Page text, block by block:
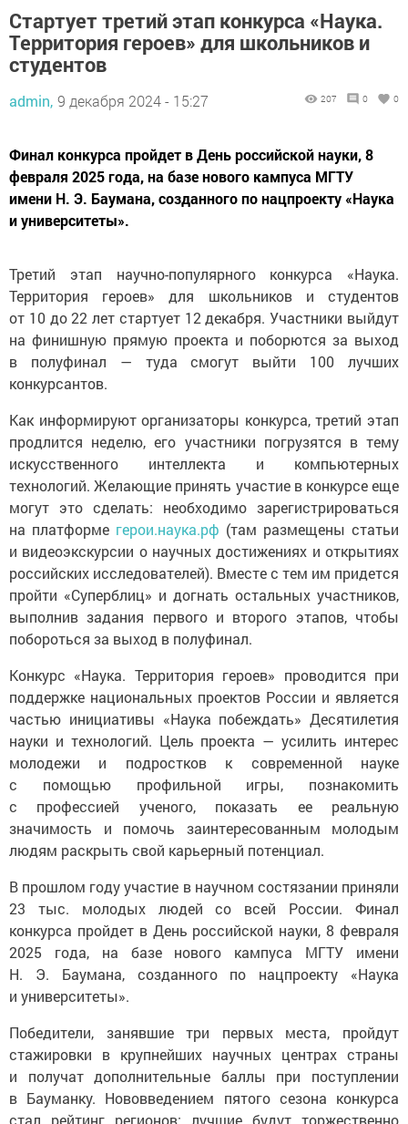
Стартует третий этап конкурса «Наука.
Территория героев» для школьников и
студентов
admin, 9 декабря 2024 - 15:27 207 0 0
Финал конкурса пройдет в День российской науки, 8
февраля 2025 года, на базе нового кампуса МГТУ
имени Н. Э. Баумана, созданного по нацпроекту «Наука
и университеты».
Третий этап научно-популярного конкурса «Наука.
Территория героев» для школьников и студентов
от 10 до 22 лет стартует 12 декабря. Участники выйдут
на финишную прямую проекта и поборются за выход
в полуфинал — туда смогут выйти 100 лучших
конкурсантов.
Как информируют организаторы конкурса, третий этап
продлится неделю, его участники погрузятся в тему
искусственного интеллекта и компьютерных
технологий. Желающие принять участие в конкурсе еще
могут это сделать: необходимо зарегистрироваться
на платформе герои.наука.рф (там размещены статьи
и видеоэкскурсии о научных достижениях и открытиях
российских исследователей). Вместе с тем им придется
пройти «Суперблиц» и догнать остальных участников,
выполнив задания первого и второго этапов, чтобы
побороться за выход в полуфинал.
Конкурс «Наука. Территория героев» проводится при
поддержке национальных проектов России и является
частью инициативы «Наука побеждать» Десятилетия
науки и технологий. Цель проекта — усилить интерес
молодежи и подростков к современной науке
с помощью профильной игры, познакомить
с профессией ученого, показать ее реальную
значимость и помочь заинтересованным молодым
людям раскрыть свой карьерный потенциал.
В прошлом году участие в научном состязании приняли
23 тыс. молодых людей со всей России. Финал
конкурса пройдет в День российской науки, 8 февраля
2025 года, на базе нового кампуса МГТУ имени
Н. Э. Баумана, созданного по нацпроекту «Наука
и университеты».
Победители, занявшие три первых места, пройдут
стажировки в крупнейших научных центрах страны
и получат дополнительные баллы при поступлении
в Бауманку. Нововведением пятого сезона конкурса
стал рейтинг регионов: лучшие будут торжественно